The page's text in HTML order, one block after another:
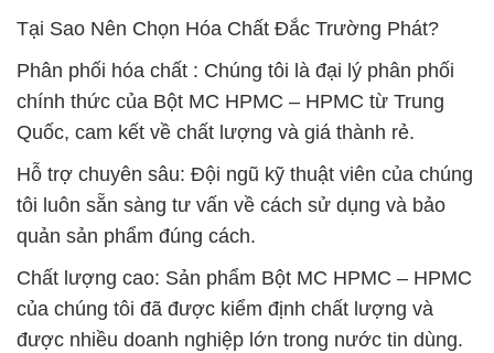
Tại Sao Nên Chọn Hóa Chất Đắc Trường Phát?
Phân phối hóa chất : Chúng tôi là đại lý phân phối
chính thức của Bột MC HPMC – HPMC từ Trung
Quốc, cam kết về chất lượng và giá thành rẻ.
Hỗ trợ chuyên sâu: Đội ngũ kỹ thuật viên của chúng
tôi luôn sẵn sàng tư vấn về cách sử dụng và bảo
quản sản phẩm đúng cách.
Chất lượng cao: Sản phẩm Bột MC HPMC – HPMC
của chúng tôi đã được kiểm định chất lượng và
được nhiều doanh nghiệp lớn trong nước tin dùng.